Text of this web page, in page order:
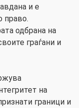
и е
право.
одбрана на
граѓани и
на
граници и